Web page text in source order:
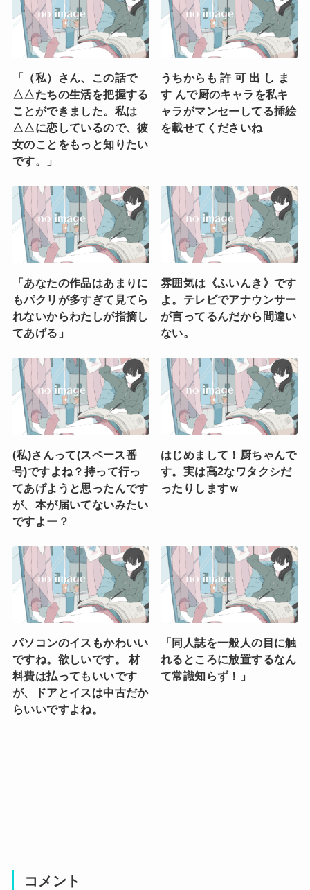
「（私）さん、この話で
△△たちの生活を把握する
ことができました。私は
△△に恋しているので、彼
女のことをもっと知りたい
です。」
うちからも 許 可 出 し ま
す んで厨のキャラを私キ
ャラがマンセーしてる挿絵
を載せてくださいね
「あなたの作品はあまりに
もパクリが多すぎて見てら
れないからわたしが指摘し
てあげる」
雰囲気は《ふいんき》です
よ。テレビでアナウンサー
が言ってるんだから間違い
ない。
(私)さんって(スペース番
号)ですよね？持って行っ
てあげようと思ったんです
が、本が届いてないみたい
ですよー？
はじめまして！厨ちゃんで
す。実は高2なワタクシだ
ったりしますｗ
パソコンのイスもかわいい
ですね。欲しいです。 材
料費は払ってもいいです
が、ドアとイスは中古だか
らいいですよね。
「同人誌を一般人の目に触
れるところに放置するなん
て常識知らず！」
コメント